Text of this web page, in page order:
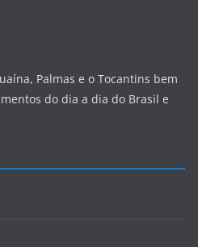
Palmas e o Tocantins bem
do dia a dia do Brasil e